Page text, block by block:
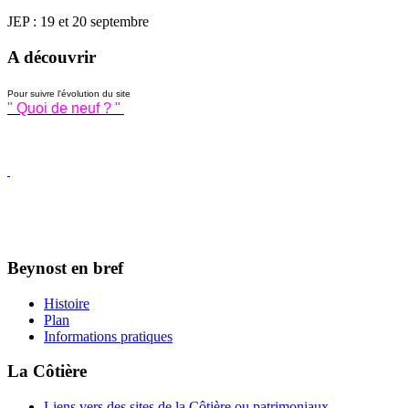
JEP : 19 et 20 septembre
A découvrir
Pour suivre l'évolution du site
" Quoi de neuf ? "
Beynost en bref
Histoire
Plan
Informations pratiques
La Côtière